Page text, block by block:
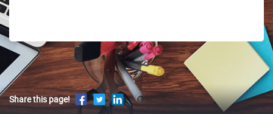
Share this page!